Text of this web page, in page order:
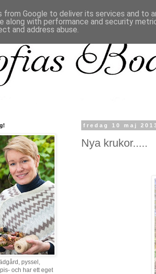
fredag 10 maj
Nya krukor.....
pyssel,
och har ett eget
from Google to deliver its services and to
along with performance and security
and address abuse.